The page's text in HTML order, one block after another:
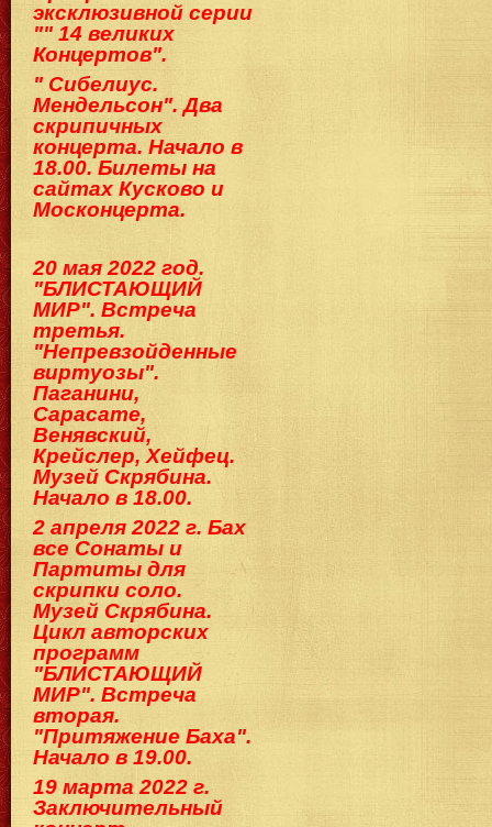
эксклюзивной серии
"" 14 великих
Концертов".
" Сибелиус.
Мендельсон". Два
скрипичных
концерта. Начало в
18.00. Билеты на
сайтах Кусково и
Москонцерта.
20 мая 2022 год.
"БЛИСТАЮЩИЙ
МИР". Встреча
третья.
"Непревзойденные
виртуозы".
Паганини,
Сарасате,
Венявский,
Крейслер, Хейфец.
Музей Скрябина.
Начало в 18.00.
2 апреля 2022 г. Бах
все Сонаты и
Партиты для
скрипки соло.
Музей Скрябина.
Цикл авторских
программ
"БЛИСТАЮЩИЙ
МИР". Встреча
вторая.
"Притяжение Баха".
Начало в 19.00.
19 марта 2022 г.
Заключительный